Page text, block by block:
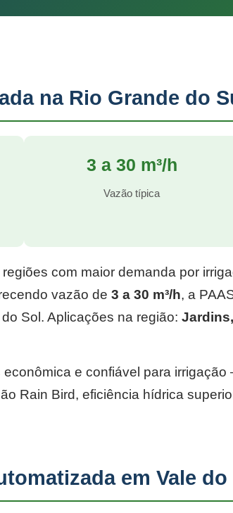
na Rio Grande do
3 a 30 m³/h
Vazão típica
com maior demanda por
vazão de 3 a 30 m³/h, a
Sol. Aplicações na região:
e confiável para
Rain Bird, eficiência hídrica
em Vale do